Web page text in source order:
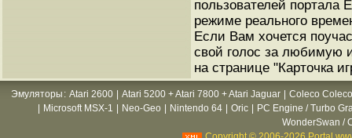
пользователей портала
режиме реального
Если Вам хочется
свой голос за любимую
на странице "Карточка
Эмуляторы : Atari 2600 Atari 5200 + Atari 7800 + Atari Jaguar
Coleco
Microsoft MSX-1 Neo-Geo Nintendo 64 Oric
PC Engine / Turbo
WonderSwan /